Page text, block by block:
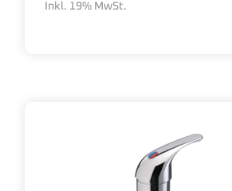
Inkl. 19% MwSt.